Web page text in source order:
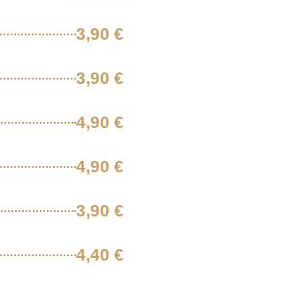
3,90 €
3,90 €
4,90 €
4,90 €
3,90 €
4,40 €